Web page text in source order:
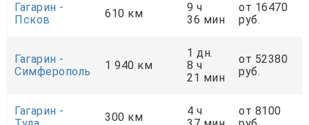
Гагарин -
Псков
610 км
9 ч
36 мин
от 16470
руб.
Гагарин -
Симферополь
1 940 км
1 дн.
8 ч
21 мин
от 52380
руб.
Гагарин -
300 км
4 ч
от 8100